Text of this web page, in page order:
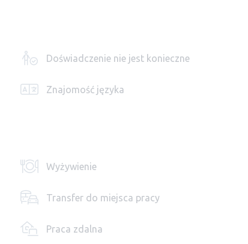
Doświadczenie nie jest konieczne
Znajomość języka
Wyżywienie
Transfer do miejsca pracy
Praca zdalna